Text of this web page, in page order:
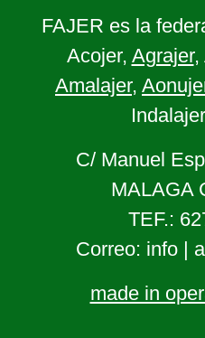
FAJER es la
Acojer, Agrajer,
Amalajer,
C/ Manuel
MALAGA
TEF.:
Correo: info |
made in